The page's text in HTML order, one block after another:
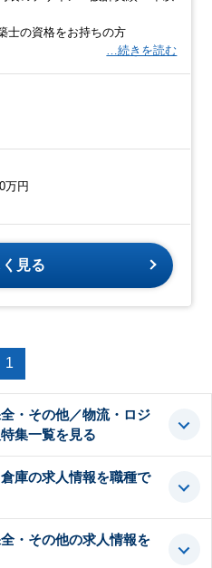
士の資格をお持ちの方
…続きを読む
万円
見る
1
・その他／物流・ロジ
集一覧を見る
庫の求人情報を職種で
・その他の求人情報を